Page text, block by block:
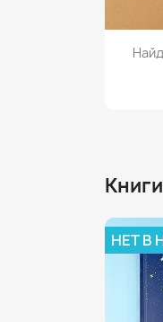
НЕТ В